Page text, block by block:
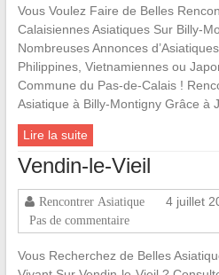
Vous Voulez Faire de Belles
Calaisiennes Asiatiques Sur Billy-
Nombreuses Annonces
Philippines, Vietnamiennes ou
Commune du Pas-de-Calais !
Asiatique à Billy-Montigny Grâce à
Lire la suite
Vendin-le-Vieil
Rencontrer Asiatique 4 juillet
Pas de commentaire
Vous Recherchez de Belles